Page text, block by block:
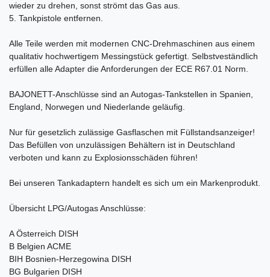
wieder zu drehen, sonst strömt das Gas aus.
5. Tankpistole entfernen.
Alle Teile werden mit modernen CNC-Drehmaschinen aus einem
qualitativ hochwertigem Messingstück gefertigt. Selbstveständlich
erfüllen alle Adapter die Anforderungen der ECE R67.01 Norm.
BAJONETT-Anschlüsse sind an Autogas-Tankstellen in Spanien,
England, Norwegen und Niederlande geläufig.
Nur für gesetzlich zulässige Gasflaschen mit Füllstandsanzeiger!
Das Befüllen von unzulässigen Behältern ist in Deutschland
verboten und kann zu Explosionsschäden führen!
Bei unseren Tankadaptern handelt es sich um ein Markenprodukt.
Übersicht LPG/Autogas Anschlüsse:
A Österreich DISH
B Belgien ACME
BIH Bosnien-Herzegowina DISH
BG Bulgarien DISH